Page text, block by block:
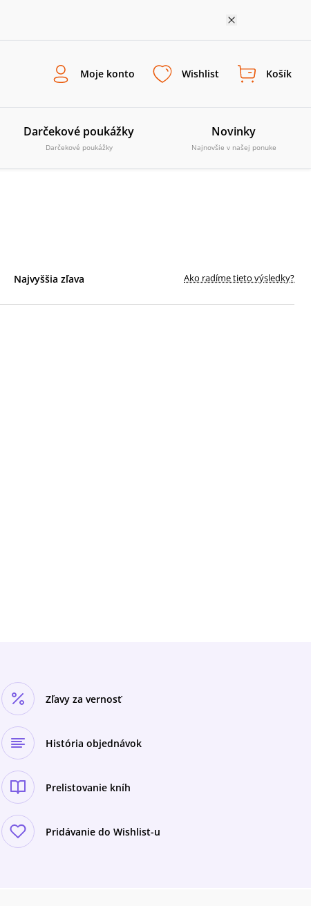
Moje konto Wishlist Košík
Darčekové poukážky
Darčekové poukážky
Novinky
Najnovšie v našej ponuke
Najvyššia zľava Ako radíme tieto výsledky?
Zľavy za vernosť
História objednávok
Prelistovanie kníh
Pridávanie do Wishlist-u